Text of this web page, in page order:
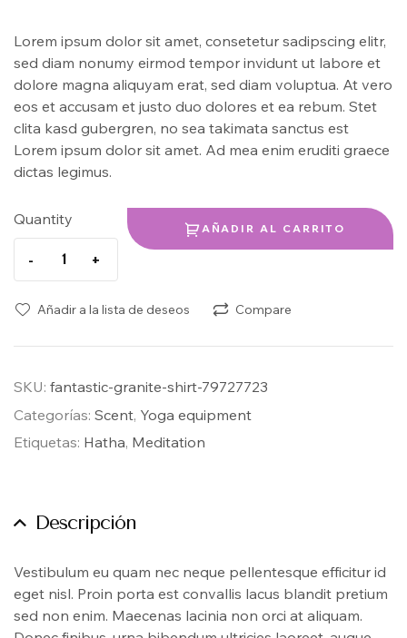
Lorem ipsum dolor sit amet, consetetur sadipscing elitr,
sed diam nonumy eirmod tempor invidunt ut labore et
dolore magna aliquyam erat, sed diam voluptua. At vero
eos et accusam et justo duo dolores et ea rebum. Stet
clita kasd gubergren, no sea takimata sanctus est
Lorem ipsum dolor sit amet. Ad mea enim eruditi graece
dictas legimus.
Quantity
- +
AÑADIR AL CARRITO
Añadir a la lista de deseos Compare
SKU: fantastic-granite-shirt-79727723
Categorías: Scent, Yoga equipment
Etiquetas: Hatha, Meditation
Descripción
Vestibulum eu quam nec neque pellentesque efficitur id
eget nisl. Proin porta est convallis lacus blandit pretium
sed non enim. Maecenas lacinia non orci at aliquam.